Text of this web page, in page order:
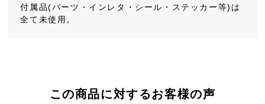
付属品(パーツ・インレタ・シール・ステッカー等)は
全て未使用。
この商品に対するお客様の声